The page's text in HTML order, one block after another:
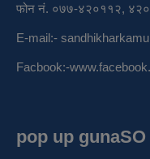
फोन नं. ०७७-४२०११२,
E-mail:-
Facbook:-
pop up gunaSO